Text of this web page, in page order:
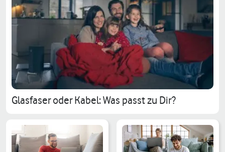
Glasfaser oder Kabel: Was passt zu Dir?